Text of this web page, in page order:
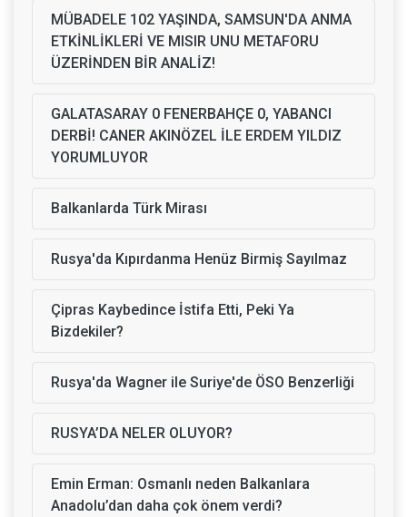
MÜBADELE 102 YAŞINDA, SAMSUN'DA ANMA
ETKİNLİKLERİ VE MISIR UNU METAFORU
ÜZERİNDEN BİR ANALİZ!
GALATASARAY 0 FENERBAHÇE 0, YABANCI
DERBİ! CANER AKINÖZEL İLE ERDEM YILDIZ
YORUMLUYOR
Balkanlarda Türk Mirası
Rusya'da Kıpırdanma Henüz Birmiş Sayılmaz
Çipras Kaybedince İstifa Etti, Peki Ya
Bizdekiler?
Rusya'da Wagner ile Suriye'de ÖSO Benzerliği
RUSYA’DA NELER OLUYOR?
Emin Erman: Osmanlı neden Balkanlara
Anadolu’dan daha çok önem verdi?